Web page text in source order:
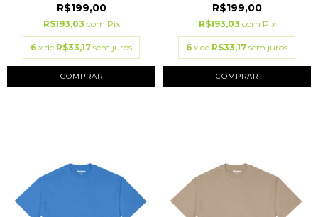
R$199,00
R$193,03 com Pix
6 x de R$33,17 sem juros
COMPRAR
R$199,00
R$193,03 com Pix
6 x de R$33,17 sem juros
COMPRAR